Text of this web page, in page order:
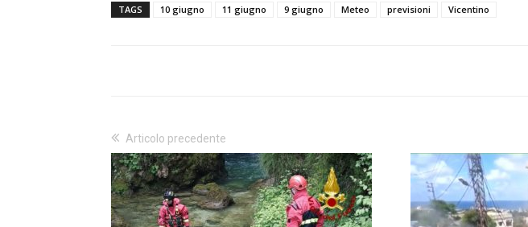
TAGS 10 giugno 11 giugno 9 giugno Meteo previsioni Vicentino
Articolo precedente